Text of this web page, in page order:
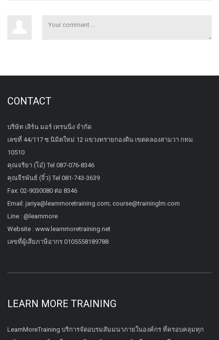
CONTACT
บริษัท เลิร์น มอร์ เทรนนิ่ง จำกัด
เลขที่ 44/117 ซ.นิมิตใหม่ 12 แขวงทรายกองดิน เขตคลองสามวา กทม.
10510
คุณจริยา (โอ๋) Tel 087-076-8346
คุณจีรพันธ์ (จิ๋ว) Tel 081-743-3639
Fax: 02-9030080 ต่อ 8346
Email: jariya@learnmoretraining.com; course@traininglm.com
Line : @learnmore
Website : www.learnmoretraining.net
เลขที่ผู้เสียภาษีอากร 0105558189788
LEARN MORE TRAINING
LearnMoreTraining บริการจัดอบรมสัมมนาภายในองค์กร ที่ครอบคลุมทุก